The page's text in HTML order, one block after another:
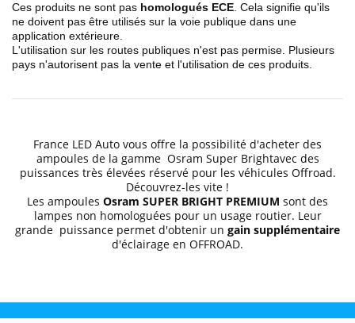
Ces produits ne sont pas homologués ECE . Cela signifie qu'ils
ne doivent pas être utilisés sur la voie publique dans une
application extérieure.
L'utilisation sur les routes publiques n'est pas permise. Plusieurs
pays n'autorisent pas la vente et l'utilisation de ces produits.
France LED Auto vous offre la possibilité d'acheter des
ampoules de la gamme Osram Super Brightavec des
puissances très élevées réservé pour les véhicules Offroad.
Découvrez-les vite !
Les ampoules Osram SUPER BRIGHT PREMIUM sont des
lampes non homologuées pour un usage routier. Leur
grande puissance permet d'obtenir un gain supplémentaire
d'éclairage en OFFROAD.